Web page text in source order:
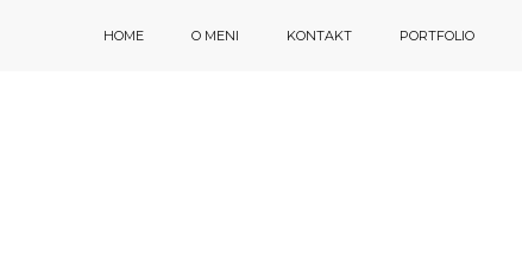
HOME O MENI KONTAKT PORTFOLIO